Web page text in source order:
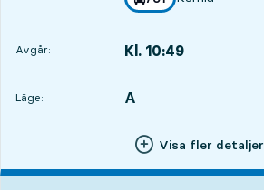
mot
,
Avgår: Kl. 10:49
Läge:
LÄGE, A
,
Visa fler detaljer